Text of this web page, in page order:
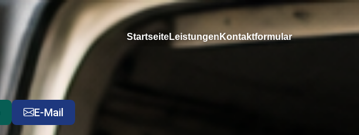
StartseiteLeistungen Kontaktformular
E-Mail